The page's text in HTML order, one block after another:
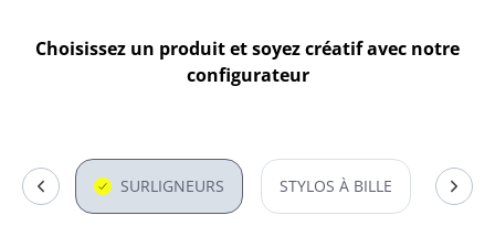
Choisissez un produit et soyez créatif avec notre
configurateur
SURLIGNEURS STYLOS À BILLE